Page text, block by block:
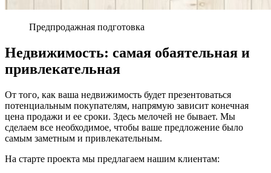
Предпродажная подготовка
Недвижимость: самая обаятельная и
привлекательная
От того, как ваша недвижимость будет презентоваться
потенциальным покупателям, напрямую зависит конечная
цена продажи и ее сроки. Здесь мелочей не бывает. Мы
сделаем все необходимое, чтобы ваше предложение было
самым заметным и привлекательным.
На старте проекта мы предлагаем нашим клиентам: